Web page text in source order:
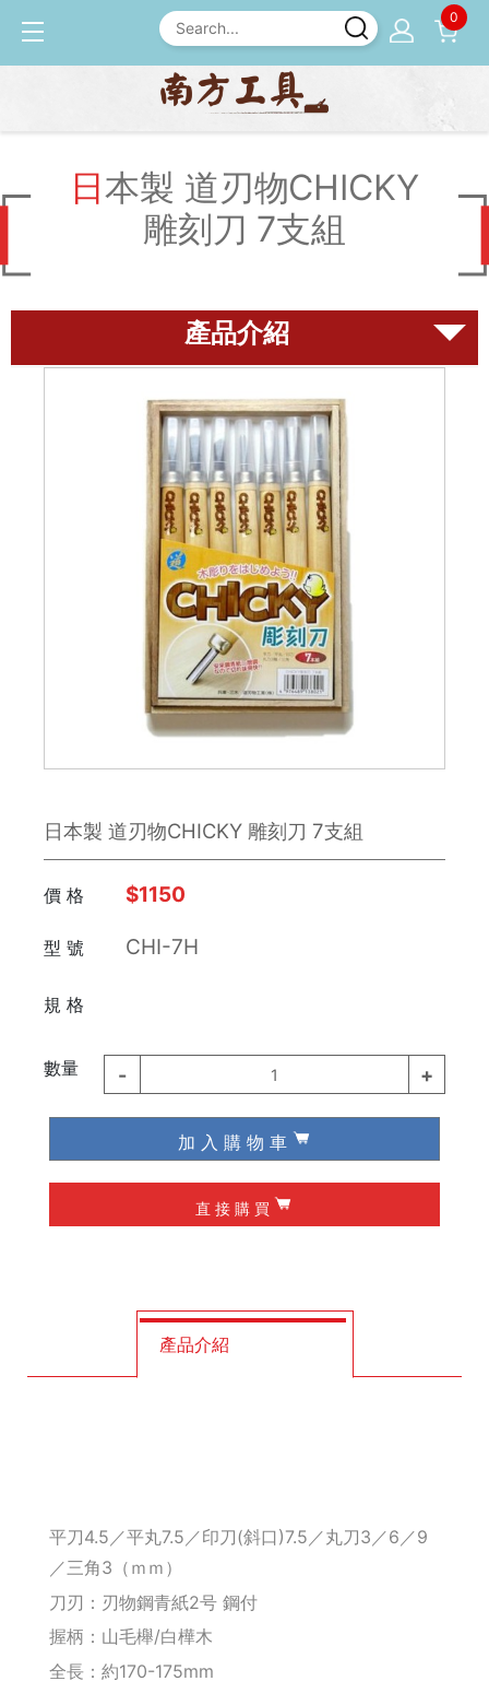
0
產品介紹
日本製 道刃物CHICKY 雕刻
日本製 道刃物CHICKY
雕刻刀 7支組
雕刻刀 / 鑿刀
美工刀 / 刀類
板手
日本 Engineer
FUJIYA富士劍
德國 Knipex
德國 Wiha / Wera
起子類
槌子
修皮刀 / 刮刀
Makita 機台
Maktec 牧科
Makita 配件
日本製 道刃物CHICKY 雕刻刀 7支組
價 格 $1150
型 號 CHI-7H
規 格
數量 - 1 +
加 入 購 物 車
直 接 購 買
產品介紹
平刀4.5／平丸7.5／印刀(斜口)7.5／丸刀3／6／9
／三角3（ｍｍ）
刀刃：刃物鋼青紙2号 鋼付
握柄：山毛櫸/白樺木
全長：約170-175mm